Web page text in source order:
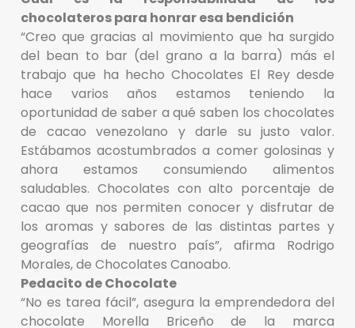
chocolateros para honrar esa bendición
“Creo que gracias al movimiento que ha surgido
del bean to bar (del grano a la barra) más el
trabajo que ha hecho Chocolates El Rey desde
hace varios años estamos teniendo la
oportunidad de saber a qué saben los chocolates
de cacao venezolano y darle su justo valor.
Estábamos acostumbrados a comer golosinas y
ahora estamos consumiendo alimentos
saludables. Chocolates con alto porcentaje de
cacao que nos permiten conocer y disfrutar de
los aromas y sabores de las distintas partes y
geografías de nuestro país”, afirma Rodrigo
Morales, de Chocolates Canoabo.
Pedacito de Chocolate
“No es tarea fácil”, asegura la emprendedora del
chocolate Morella Briceño de la marca